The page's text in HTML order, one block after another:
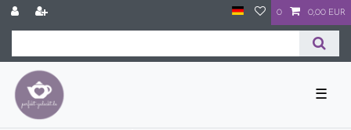
0 0,00 EUR
☰